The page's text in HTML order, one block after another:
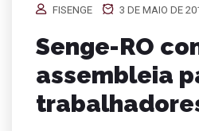
FISENGE 3 DE MAIO DE
Senge-RO
assembleia